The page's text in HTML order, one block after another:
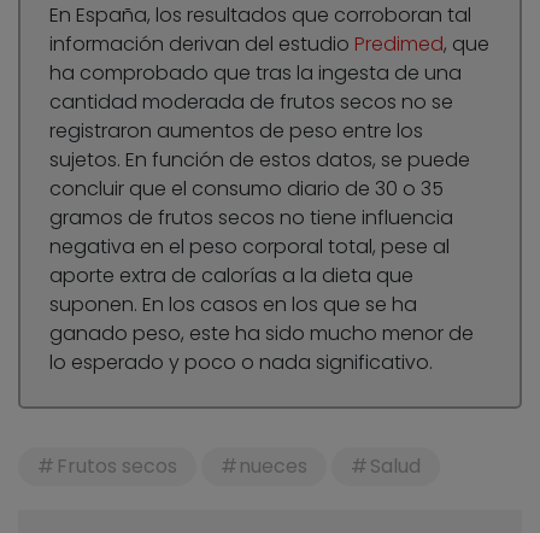
En España, los resultados que corroboran tal
información derivan del estudio Predimed, que
ha comprobado que tras la ingesta de una
cantidad moderada de frutos secos no se
registraron aumentos de peso entre los
sujetos. En función de estos datos, se puede
concluir que el consumo diario de 30 o 35
gramos de frutos secos no tiene influencia
negativa en el peso corporal total, pese al
aporte extra de calorías a la dieta que
suponen. En los casos en los que se ha
ganado peso, este ha sido mucho menor de
lo esperado y poco o nada significativo.
Frutos secos nueces Salud